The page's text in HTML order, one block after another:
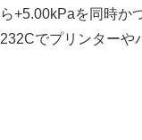
ら+5.00kPaを同時か
232Cでプリンターや